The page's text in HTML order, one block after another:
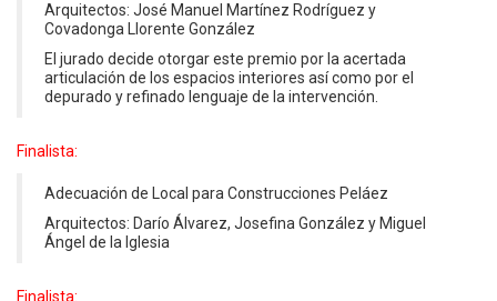
Arquitectos: José Manuel Martínez Rodríguez y
Covadonga Llorente González
El jurado decide otorgar este premio por la acertada
articulación de los espacios interiores así como por el
depurado y refinado lenguaje de la intervención.
Finalista:
Adecuación de Local para Construcciones Peláez
Arquitectos: Darío Álvarez, Josefina González y Miguel
Ángel de la Iglesia
Finalista: